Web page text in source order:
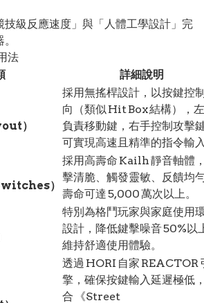
技級反應速度」與「人體工學設計」完
法
詳細說明
）
採用無搖桿設計，以按鍵控
向（類似 Hit Box 結構），
負責移動鍵，右手控制攻擊
可實現高速且精準的指令輸
）
採用高壽命 Kailh 靜音軸體
擊清脆、觸發靈敏、反饋均
壽命可達 5,000 萬次以上。
特別為格鬥玩家與家庭使用
設計，降低鍵擊噪音 50%以
維持舒適使用體驗。
透過 HORI 自家 REACTOR
擎，確保按鍵輸入延遲極低
合 《Street